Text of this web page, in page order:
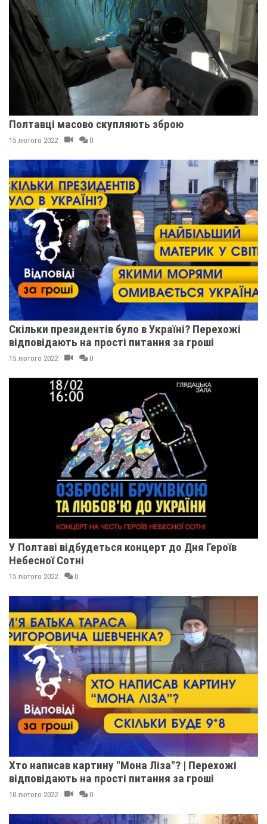
Полтавці масово скупляють зброю
15 лютого 2022 0
Скільки президентів було в Україні? Перехожі
відповідають на прості питання за гроші
15 лютого 2022 0
У Полтаві відбудеться концерт до Дня Героїв
Небесної Сотні
15 лютого 2022 0
Хто написав картину "Мона Ліза"? | Перехожі
відповідають на прості питання за гроші
10 лютого 2022 0